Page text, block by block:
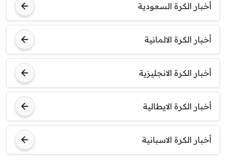
برشلونة
7:00 م
نوتنغهام فورست
مباراة ودية
برشلونة
أخبار الكرة السعودية
أخبار الكرة الالمانية
أخبار الكرة الانجليزية
أخبار الكرة الايطالية
أخبار الكرة الاسبانية